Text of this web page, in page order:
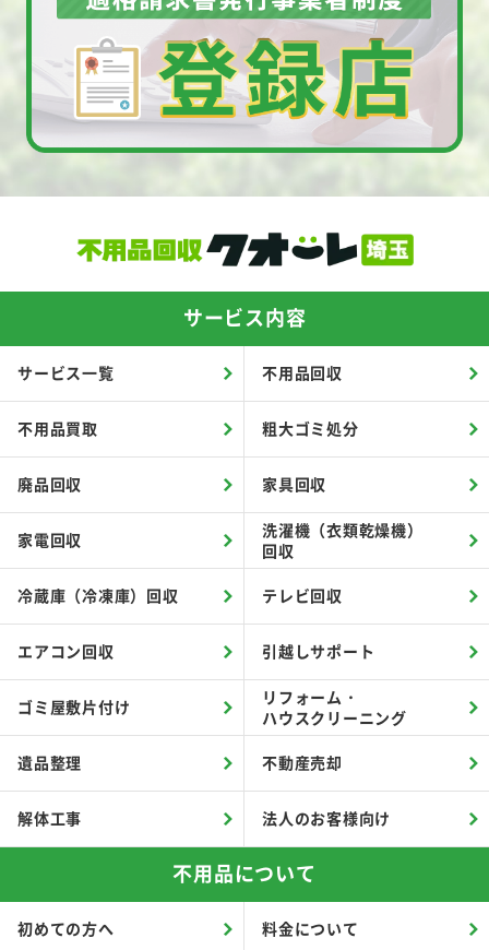
サービス内容
サービス一覧 不用品回収
不用品買取 粗大ゴミ処分
廃品回収 家具回収
家電回収
洗濯機（衣類乾燥機）
回収
冷蔵庫（冷凍庫）回収 テレビ回収
エアコン回収 引越しサポート
ゴミ屋敷片付け
リフォーム・
ハウスクリーニング
遺品整理 不動産売却
解体工事 法人のお客様向け
不用品について
初めての方へ 料金について